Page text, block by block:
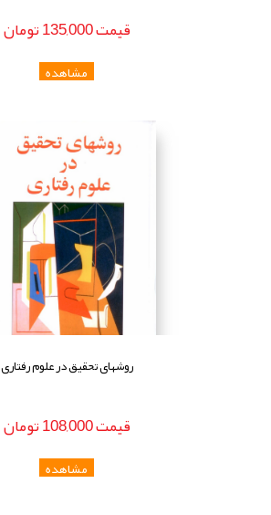
قيمت135,000تومان
روشهای تحقیق در علوم رفتاری
قيمت108,000تومان